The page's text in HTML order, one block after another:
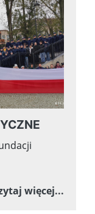
więcej...o